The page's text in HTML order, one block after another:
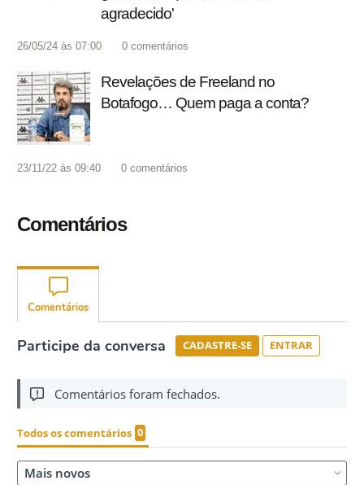
agradecido'
26/05/24 às 07:00 0 comentários
Revelações de Freeland no
Botafogo… Quem paga a conta?
23/11/22 às 09:40 0 comentários
Comentários